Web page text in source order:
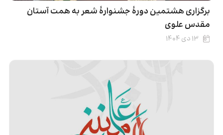
برگزاری هشتمین دورۀ جشنوارۀ شعر به همت آستان
مقدس علوی
۱۳ دی ۱۴۰۴